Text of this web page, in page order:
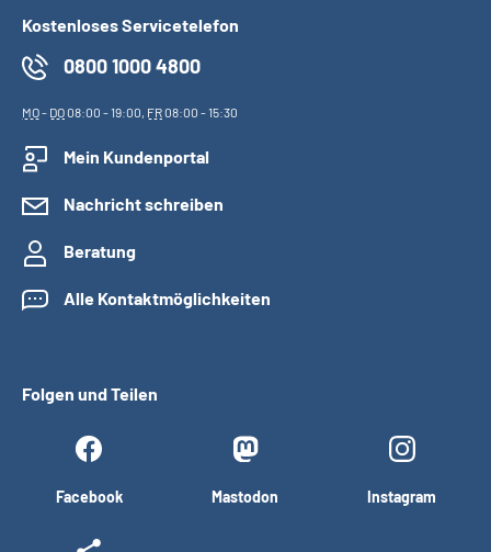
Kostenloses Servicetelefon
0800 1000 4800
MO- DO08:00 - 19:00, FR08:00 - 15:30
Mein Kundenportal
Nachricht schreiben
Beratung
Alle Kontaktmöglichkeiten
Folgen und Teilen
Facebook Mastodon Instagram